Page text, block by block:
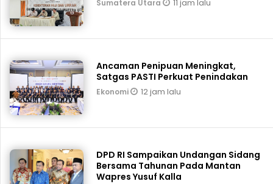
Sumatera Utara 11 jam lalu
Ancaman Penipuan Meningkat,
Satgas PASTI Perkuat Penindakan
Ekonomi 12 jam lalu
DPD RI Sampaikan Undangan Sidang
Bersama Tahunan Pada Mantan
Wapres Yusuf Kalla